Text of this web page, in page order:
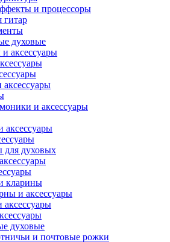
и процессоры
гитар
духовые
аксессуары
и аксессуары
аксессуары
для духовых
кларины
и аксессуары
духовые
и почтовые рожки